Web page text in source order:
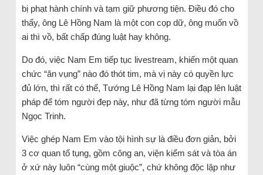
bị phạt hành chính và tạm giữ phương tiện. Điều đó cho
thấy, ông Lê Hồng Nam là một con cọp dữ, ông muốn vồ
ai thì vồ, bất chấp đúng luật hay không.
Do đó, việc Nam Em tiếp tục livestream, khiến một quan
chức “ăn vụng” nào đó thót tim, mà vị này có quyền lực
đủ lớn, thì rất có thể, Tướng Lê Hồng Nam lại đạp lên luật
pháp để tóm người đẹp này, như đã từng tóm người mẫu
Ngọc Trinh.
Việc ghép Nam Em vào tội hình sự là điều đơn giản, bởi
3 cơ quan tố tụng, gồm công an, viện kiểm sát và tòa án
ở xứ này luôn “cùng một giuộc”, chứ không độc lập như